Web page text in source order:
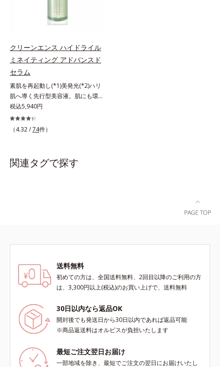
クリーンエンス ハイドライル
ミネイティング アドバンスド
セラム
素肌を再起動し(*1)美発光(*2)ハリ
肌へ導く先行型美容液。肌にも環境
にも、いいことを——。
「CLEANENCE（クリーンエン
ス）」が目指すのは、まっさらな素
されるはずだった原料や資源を「ア
ップサイクル（そのまま再利用する
税込5,940円
（4.32 /74件）
関連タグで探す
送料無料
初めての方は、全国送料無料、2回目以降のご利用の方
は、3,300円以上(税込)のお買い上げで、送料無料
30日以内なら返品OK
開封後でも発送日から30日以内であれば返品可能
※商品返送料はオルビスが負担いたします
最短ご注文翌日お届け
一部地域を除き、最短でご注文の翌日にお届けいたし